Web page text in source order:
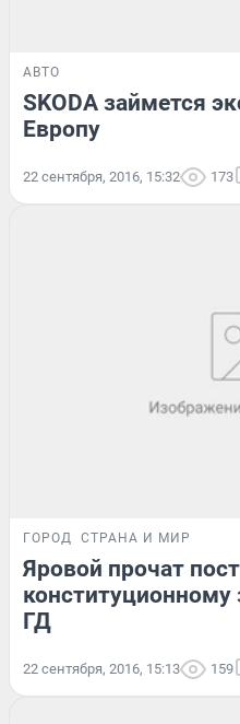
АВТО
SKODA займется
Европу
22 сентября, 2016, 15:32 173
ГОРОД СТРАНА И МИР
Яровой прочат
конституционному
ГД
22 сентября, 2016, 15:13 159